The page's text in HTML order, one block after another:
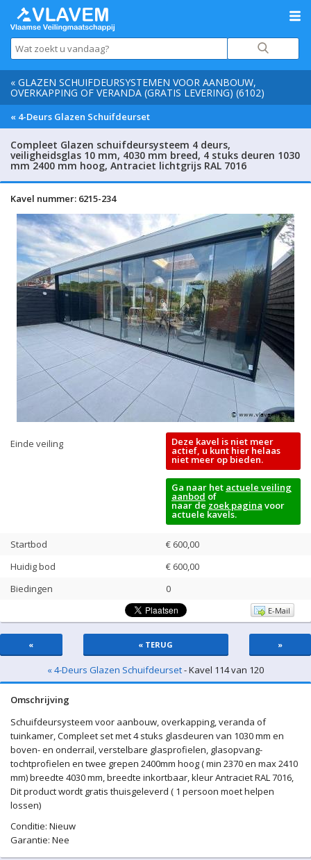
« GLAZEN SCHUIFDEURSYSTEMEN VOOR AANBOUW,
OVERKAPPING OF VERANDA (GRATIS LEVERING) (6102)
« 4-Deurs Glazen Schuifdeurset
Compleet Glazen schuifdeursysteem 4 deurs,
veiligheidsglas 10 mm, 4030 mm breed, 4 stuks deuren 1030
mm 2400 mm hoog, Antraciet lichtgrijs RAL 7016
Kavel nummer: 6215-234
Einde veiling Deze kavel is niet meer
actief, u kunt hier helaas
niet meer op bieden.
Ga naar het actuele veiling
aanbod of
naar de zoek pagina voor
actuele kavels.
Startbod
€ 600,00
Huidig bod
€ 600,00
Biedingen
0
E-Mail
« « TERUG »
« 4-Deurs Glazen Schuifdeurset- Kavel 114 van 120
Omschrijving
Schuifdeursysteem voor aanbouw, overkapping, veranda of
tuinkamer, Compleet set met 4 stuks glasdeuren van 1030 mm en
boven- en onderrail, verstelbare glasprofielen, glasopvang-
tochtprofielen en twee grepen 2400mm hoog ( min 2370 en max 2410
mm) breedte 4030 mm, breedte inkortbaar, kleur Antraciet RAL 7016,
Dit product wordt gratis thuisgeleverd ( 1 persoon moet helpen
lossen)
Conditie: Nieuw
Garantie: Nee